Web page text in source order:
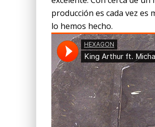
producción es cada vez
lo hemos hecho.